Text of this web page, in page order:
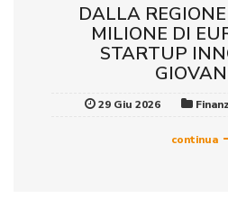
DALLA
MILIONE DI
STARTUP
29 Giu 2026
continua